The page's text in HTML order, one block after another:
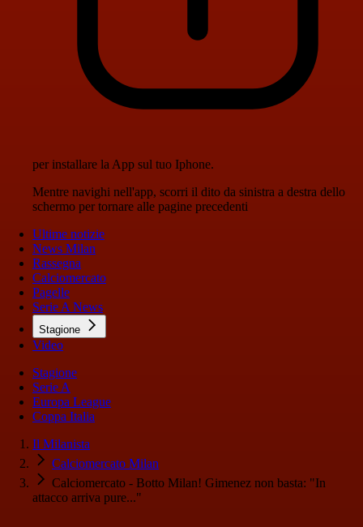
per installare la App sul tuo Iphone.
Mentre navighi nell'app, scorri il dito da sinistra a destra dello
schermo per tornare alle pagine precedenti
Ultime notizie
News Milan
Rassegna
Calciomercato
Pagelle
Serie A News
Stagione
Video
Stagione
Serie A
Europa League
Coppa Italia
Il Milanista
Calciomercato Milan
Calciomercato - Botto Milan! Gimenez non basta: "In
attacco arriva pure..."